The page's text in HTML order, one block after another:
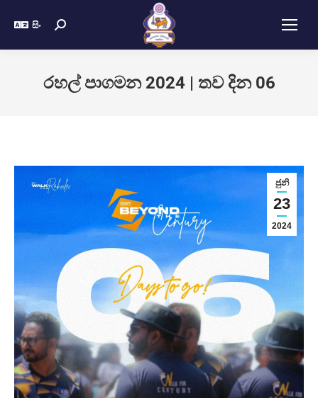
සිං
රහල් පාගමන 2024 | තව දින 06
ජුනි
23
2024